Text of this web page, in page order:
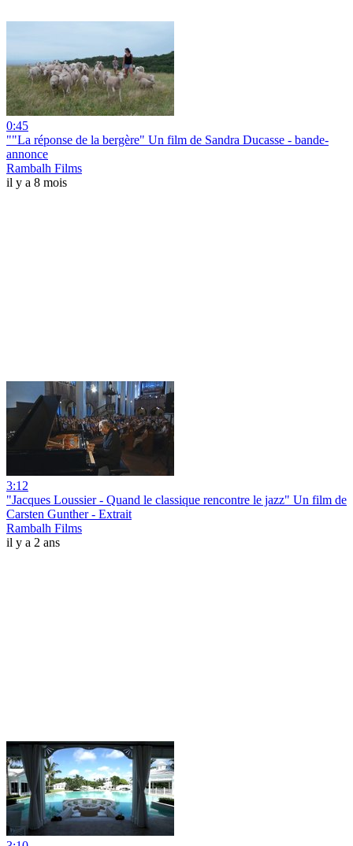
0:45
""La réponse de la bergère" Un film de Sandra Ducasse - bande-
annonce
Rambalh Films
il y a 8 mois
3:12
"Jacques Loussier - Quand le classique rencontre le jazz" Un film de
Carsten Gunther - Extrait
Rambalh Films
il y a 2 ans